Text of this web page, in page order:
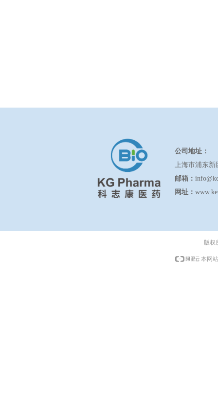
公司地址：
上海市浦东新
邮箱：
网址：
版权
本网